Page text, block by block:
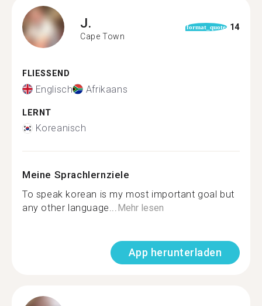
J.
Cape Town
format_quote 14
FLIESSEND
Englisch Afrikaans
LERNT
Koreanisch
Meine Sprachlernziele
To speak korean is my most important goal but
any other language...Mehr lesen
App herunterladen